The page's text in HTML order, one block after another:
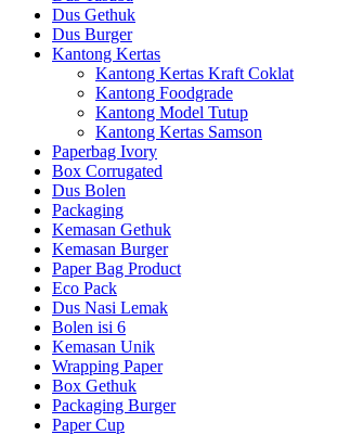
Dus Gethuk
Dus Burger
Kantong Kertas
Kantong Kertas Kraft Coklat
Kantong Foodgrade
Kantong Model Tutup
Kantong Kertas Samson
Paperbag Ivory
Box Corrugated
Dus Bolen
Packaging
Kemasan Gethuk
Kemasan Burger
Paper Bag Product
Eco Pack
Dus Nasi Lemak
Bolen isi 6
Kemasan Unik
Wrapping Paper
Box Gethuk
Packaging Burger
Paper Cup